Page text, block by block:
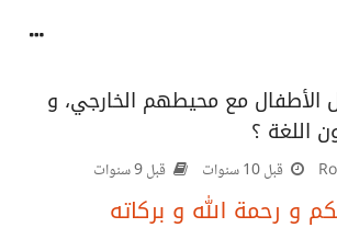
الأطفال مع محيطهم الخارجي، و
اللغة ؟
قبل 10 سنوات قبل 9 سنوات
و رحمة الله و بركاته